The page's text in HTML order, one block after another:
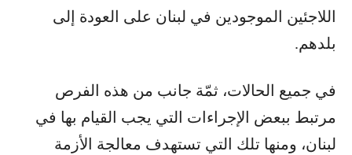
اللاجئين الموجودين في لبنان على العودة إلى
بلدهم.
في جميع الحالات، ثمّة جانب من هذه الفرص
مرتبط ببعض الإجراءات التي يجب القيام بها في
لبنان، ومنها تلك التي تستهدف معالجة الأزمة